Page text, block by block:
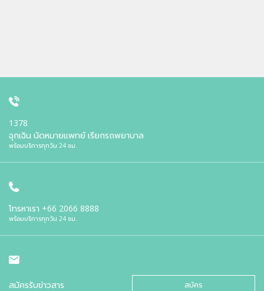
1378
ฉุกเฉิน นัดหมายแพทย์ เรียกรถพยาบาล
พร้อมบริการทุกวัน 24 ชม.
โทรหาเรา +66 2066 8888
พร้อมบริการทุกวัน 24 ชม.
สมัครรับข่าวสาร สมัคร